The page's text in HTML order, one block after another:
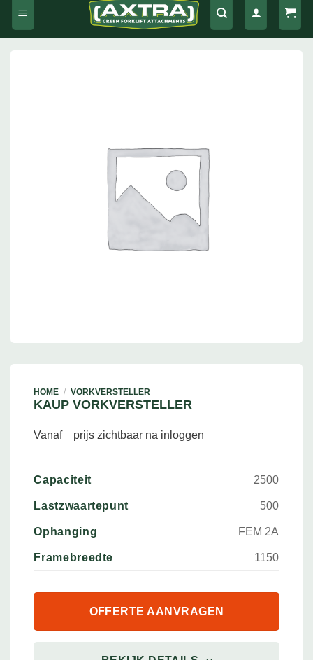
HOME / VORKVERSTELLER
KAUP VORKVERSTELLER
Vanaf prijs zichtbaar na inloggen
Capaciteit 2500
Lastzwaartepunt 500
Ophanging FEM 2A
Framebreedte 1150
OFFERTE AANVRAGEN